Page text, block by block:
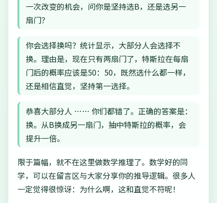
一次改变的机会，问你是坚持选B，还是选另一
扇门？
你会选择换吗？统计显示，大部分人会选择不
换。理由是，现在只有两扇门了，特斯拉在每扇
门后的概率应该是50：50，既然选什么都一样，
还是相信直觉，坚持第一选择。
恭喜大部分人 …… 你们都错了。正确的答案是：
换。从B换成另一扇门，抽中特斯拉的概率，会
提升一倍。
限于篇幅，就不在这里做数学推理了。数学好的同
学，可以在留言区与大家分享你的推导逻辑。很多人
一定觉得很惊讶：为什么啊，这和直觉不符呢！